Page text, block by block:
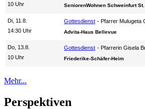
10 Uhr
SeniorenWohnen Schweinfurt
Di, 11.8.
14:30 Uhr
Gottesdienst Pfarrer Mulugeta
Advita-Haus Bellevue
Do, 13.8.
10 Uhr
Gottesdienst Pfarrerin Gisela
Friederike-Schäfer-Heim
Mehr...
Perspektiven